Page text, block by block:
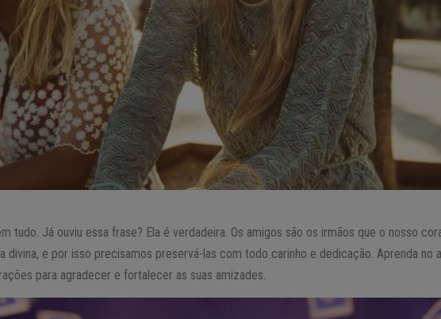
tudo. Já ouviu essa frase? Ela é verdadeira. Os amigos são os irmãos que o nosso
divina, e por isso precisamos preservá-las com todo carinho e dedicação. Aprenda no
para agradecer e fortalecer as suas amizades.